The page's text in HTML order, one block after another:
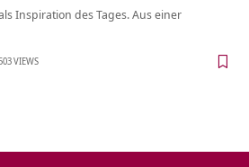
Inspiration des Tages. Aus einer
VIEWS